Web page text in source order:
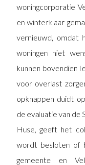
woningcorporatie
en winterklaar
vernieuwd, omdat
woningen niet
kunnen bovendien
voor overlast
opknappen duidt
de evaluatie van de
Huse, geeft het
wordt besloten of
gemeente en